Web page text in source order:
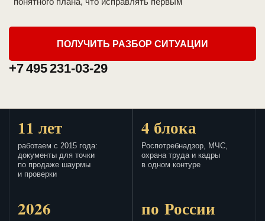
ПОЛУЧИТЬ РАЗБОР СИТУАЦИИ
+7 495 231-03-29
11 лет
работаем с 2015 года:
документы для точки
по продаже шаурмы
и проверки
4 блока
Роспотребнадзор, МЧС,
охрана труда и кадры
в одном контуре
2026 по России